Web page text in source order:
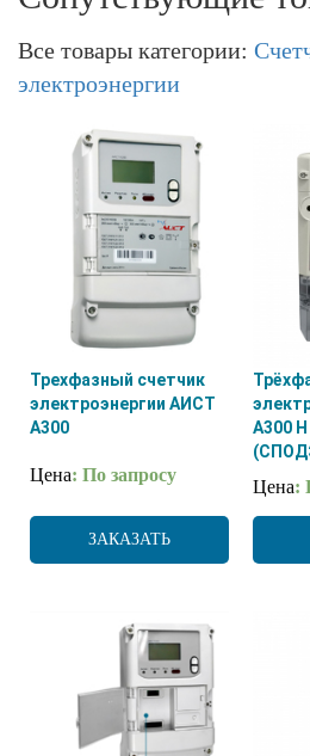
Все товары категории:
электроэнергии
Трехфазный счетчик
электроэнергии АИСТ
А300
Цена: По запросу
ЗАКАЗАТЬ
А300
Цена: